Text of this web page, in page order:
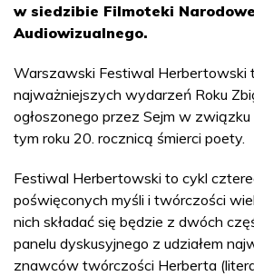
w siedzibie Filmoteki
Audiowizualnego.
Warszawski Festiwal Herbertowski
najważniejszych wydarzeń Roku
ogłoszonego przez Sejm w
tym roku 20. rocznicą śmierci poety.
Festiwal Herbertowski to cykl
poświęconych myśli i twórczości
nich składać się będzie z dwóch
panelu dyskusyjnego z udziałem
znawców twórczości Herberta